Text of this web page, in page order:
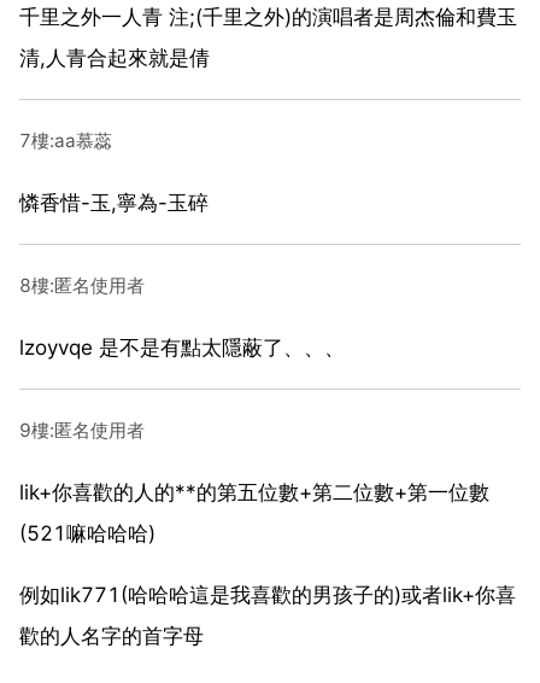
千里之外一人青 注;(千里之外)的演唱者是周杰倫和費玉
清,人青合起來就是倩
7樓:aa慕蕊
憐香惜-玉,寧為-玉碎
8樓:匿名使用者
lzoyvqe 是不是有點太隱蔽了、、、
9樓:匿名使用者
lik+你喜歡的人的**的第五位數+第二位數+第一位數
(521嘛哈哈哈)
例如lik771(哈哈哈這是我喜歡的男孩子的)或者lik+你喜
歡的人名字的首字母